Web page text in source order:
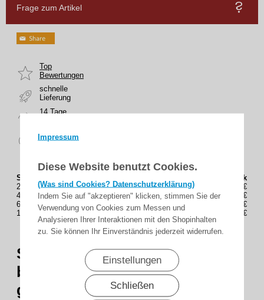
Impressum
Diese Website benutzt Cookies.
(Was sind Cookies? Datenschutzerklärung)
Indem Sie auf "akzeptieren" klicken, stimmen Sie der
Verwendung von Cookies zum Messen und
Analysieren Ihrer Interaktionen mit den Shopinhalten
zu. Sie können Ihr Einverständnis jederzeit widerrufen.
Einstellungen
Schließen
Frage zum Artikel
Top
Bewertungen
schnelle
Lieferung
14 Tage
sicher
zahlen
Staffelung (Stück)
Preis(Brutto) / Stück
2
11,69€
4
11,49€
6
11,28€
10
10,87€
SHG -
Rollladengurt 23 mm
beige, 12 m, abgelängt und
geschlitzt